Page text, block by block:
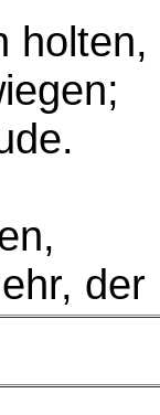
holten,